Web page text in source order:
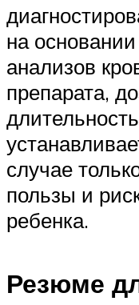
на
анализов
препарата,
случае
пользы и
ребенка.
Резюме